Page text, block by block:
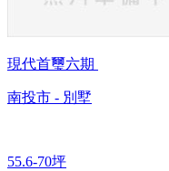
現代首璽六期
南投市 - 別墅
55.6-70坪